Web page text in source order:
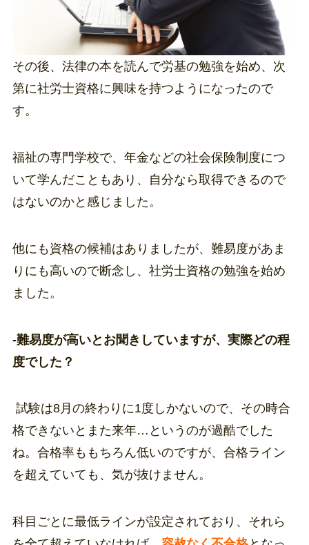
その後、法律の本を読んで労基の勉強を始め、次
第に社労士資格に興味を持つようになったので
す。
福祉の専門学校で、年金などの社会保険制度につ
いて学んだこともあり、自分なら取得できるので
はないのかと感じました。
他にも資格の候補はありましたが、難易度があま
りにも高いので断念し、社労士資格の勉強を始め
ました。
-難易度が高いとお聞きしていますが、実際どの程
度でした？
試験は8月の終わりに1度しかないので、その時合
格できないとまた来年…というのが過酷でした
ね。合格率ももちろん低いのですが、合格ライン
を超えていても、気が抜けません。
科目ごとに最低ラインが設定されており、それら